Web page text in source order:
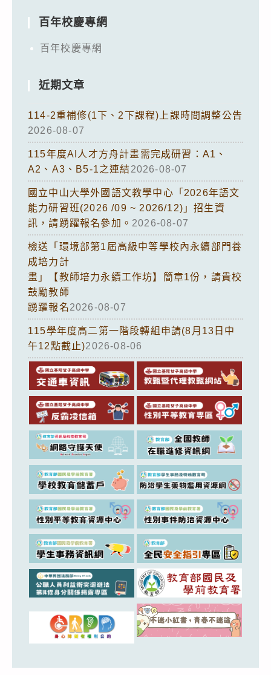
百年校慶專網
百年校慶專網
近期文章
114-2重補修(1下、2下課程)上課時間調整公告
2026-08-07
115年度AI人才方舟計畫需完成研習：A1、
A2、A3、B5-1之連結2026-08-07
國立中山大學外國語文教學中心「2026年語文
能力研習班(2026 /09 ~ 2026/12)」招生資
訊，請踴躍報名參加。 2026-08-07
檢送「環境部第1屆高級中等學校內永續部門養
成培力計
畫」【教師培力永續工作坊】簡章1份，請貴校
鼓勵教師
踴躍報名2026-08-07
115學年度高二第一階段轉組申請(8月13日中
午12點截止)2026-08-06